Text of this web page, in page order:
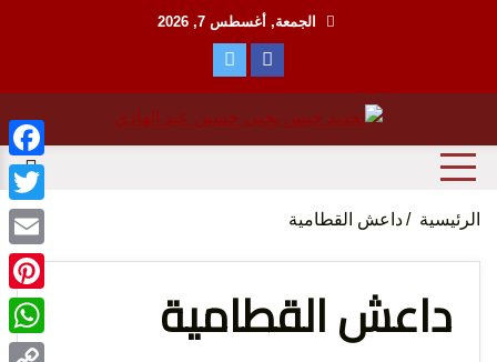
الجمعة, أغسطس 7, 2026
منظمة حقوقية مصرية تدافع عن حقوق الانسان
الرئيسية داعش القطامية
داعش القطامية
Email